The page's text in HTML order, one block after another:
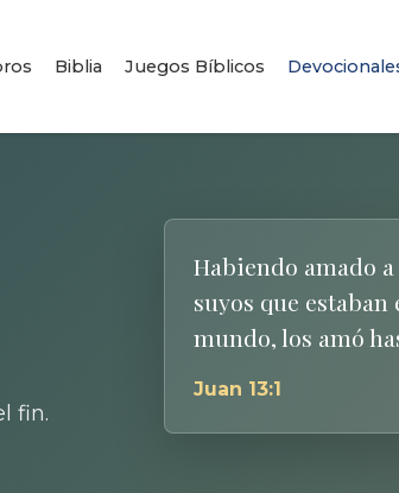
Biblia Juegos Bíblicos
fin.
Habiendo amado a
suyos que estaban
mundo, los amó
Juan 13:1